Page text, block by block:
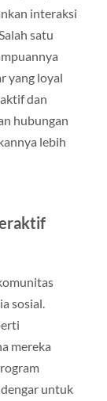
interaksi
satu
yang loyal
dan
hubungan
lebih
sosial.
mereka
untuk